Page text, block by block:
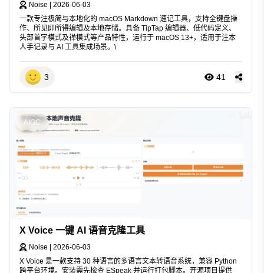
Noise
2026-06-03
一款专注极简与本地化的 macOS Markdown 速记工具，支持全键盘操
作、所见即所得编辑及本地存储。具备 TipTap 编辑器、低代码定义、
头部首字模式及禅模式等产品特性，运行于 macOS 13+，适用于注本
人手记录与 AI 工具集成场景。\
3 41
AIGC
X Voice 一键 AI 语音克隆工具
Noise | 2026-06-03
X Voice 是一款支持 30 种语言的多语言文本转语音系统，兼容 Python
跨平台环境。安装需先检查 ESpeak 并运行打包脚本。开源项目提供